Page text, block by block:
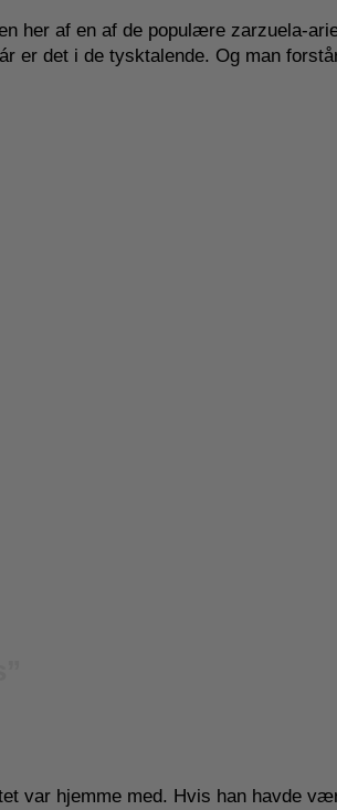
her af en af de populære zarzuela-
er det i de tysktalende. Og man
var hjemme med. Hvis han havde